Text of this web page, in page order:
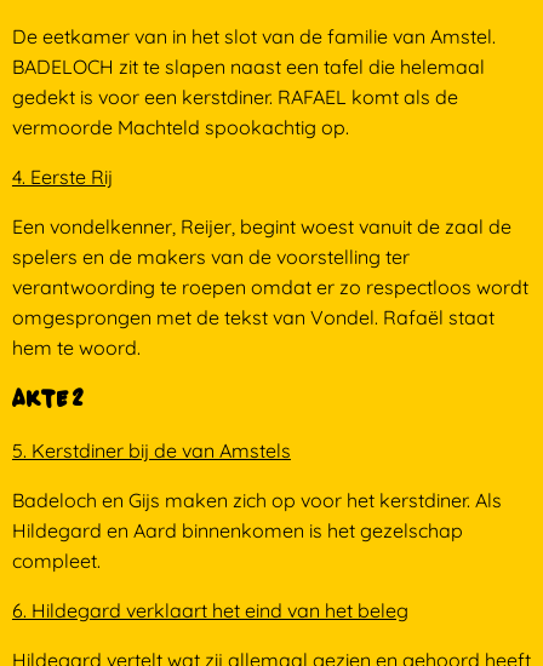
De eetkamer van in het slot van de familie van Amstel.
BADELOCH zit te slapen naast een tafel die helemaal
gedekt is voor een kerstdiner. RAFAEL komt als de
vermoorde Machteld spookachtig op.
4. Eerste Rij
Een vondelkenner, Reijer, begint woest vanuit de zaal de
spelers en de makers van de voorstelling ter
verantwoording te roepen omdat er zo respectloos wordt
omgesprongen met de tekst van Vondel. Rafaël staat
hem te woord.
Akte 2
5. Kerstdiner bij de van Amstels
Badeloch en Gijs maken zich op voor het kerstdiner. Als
Hildegard en Aard binnenkomen is het gezelschap
compleet.
6. Hildegard verklaart het eind van het beleg
Hildegard vertelt wat zij allemaal gezien en gehoord heeft